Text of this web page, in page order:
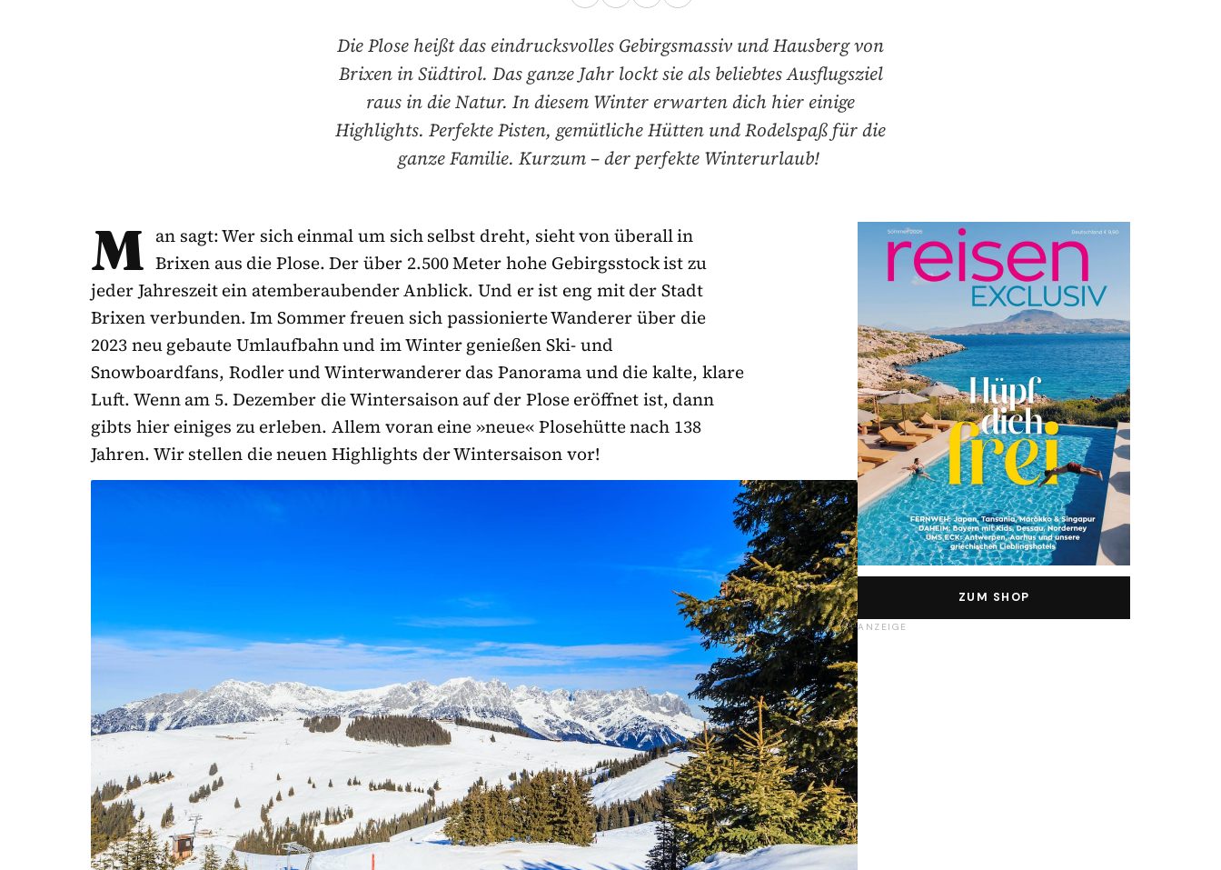
Die Plose heißt das eindrucksvolles Gebirgsmassiv und Hausberg von
Brixen in Südtirol. Das ganze Jahr lockt sie als beliebtes Ausflugsziel
raus in die Natur. In diesem Winter erwarten dich hier einige
Highlights. Perfekte Pisten, gemütliche Hütten und Rodelspaß für die
ganze Familie. Kurzum – der perfekte Winterurlaub!
M an sagt: Wer sich einmal um sich selbst dreht, sieht von überall in
Brixen aus die Plose. Der über 2.500 Meter hohe Gebirgsstock ist zu
jeder Jahreszeit ein atemberaubender Anblick. Und er ist eng mit der Stadt
Brixen verbunden. Im Sommer freuen sich passionierte Wanderer über die
2023 neu gebaute Umlaufbahn und im Winter genießen Ski- und
Snowboardfans, Rodler und Winterwanderer das Panorama und die kalte, klare
Luft.Wenn am 5. Dezember die Wintersaison auf der Plose eröffnet ist, dann
gibts hier einiges zu erleben. Allem voran eine »neue« Plosehütte nach 138
Jahren. Wir stellen die neuen Highlights der Wintersaison vor!
ZUM SHOP
ANZEIGE